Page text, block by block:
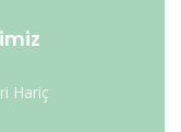
Hariç